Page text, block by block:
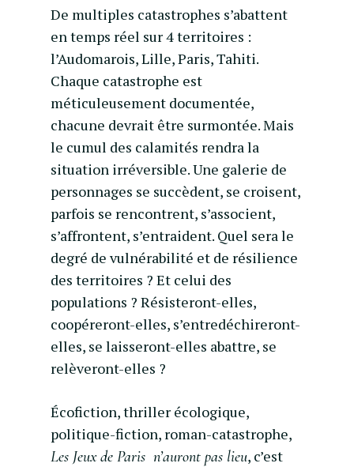
De multiples catastrophes s’abattent
en temps réel sur 4 territoires :
l’Audomarois, Lille, Paris, Tahiti.
Chaque catastrophe est
méticuleusement documentée,
chacune devrait être surmontée. Mais
le cumul des calamités rendra la
situation irréversible.Une galerie de
personnages se succèdent, se croisent,
parfois se rencontrent, s’associent,
s’affrontent, s’entraident. Quel sera le
degré de vulnérabilité et de résilience
des territoires ? Et celui des
populations ? Résisteront-elles,
coopéreront-elles, s’entredéchireront-
elles, se laisseront-elles abattre, se
relèveront-elles ?
Écofiction, thriller écologique,
politique-fiction, roman-catastrophe,
Les Jeux de Paris n’auront pas lieu, c’est